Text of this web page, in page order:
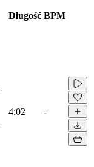
Długość BPM
4:02 -